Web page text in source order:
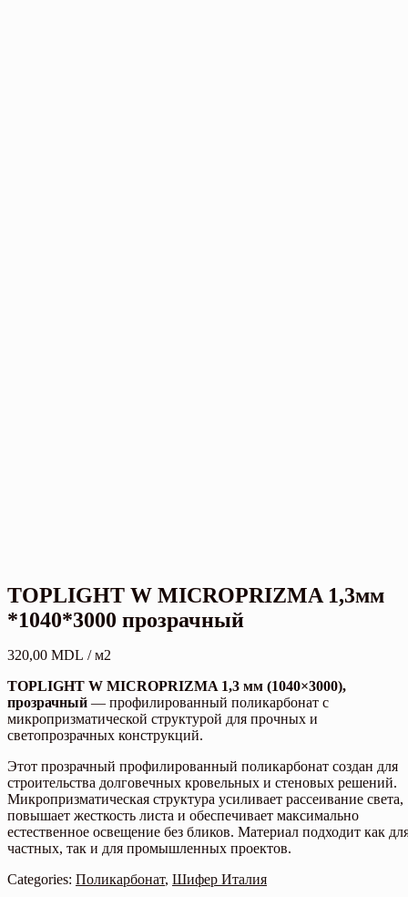
TOPLIGHT W MICROPRIZMA 1,3мм
*1040*3000 прозрачный
320,00 MDL / м2
TOPLIGHT W MICROPRIZMA 1,3 мм (1040×3000),
прозрачный — профилированный поликарбонат с
микропризматической структурой для прочных и
светопрозрачных конструкций.
Этот прозрачный профилированный поликарбонат создан для
строительства долговечных кровельных и стеновых решений.
Микропризматическая структура усиливает рассеивание света,
повышает жесткость листа и обеспечивает максимально
естественное освещение без бликов. Материал подходит как
частных, так и для промышленных проектов.
Categories: Поликарбонат, Шифер Италия